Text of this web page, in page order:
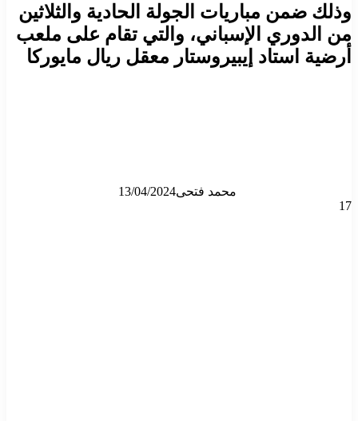
وذلك ضمن مباريات الجولة الحادية والثلاثين
من الدوري الإسباني، والتي تقام على ملعب
أرضية استاد إيبيروستار معقل ريال مايوركا
محمد فتحى13/04/2024
17